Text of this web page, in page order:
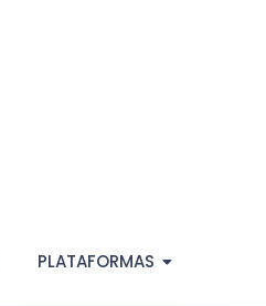
PLATAFORMAS